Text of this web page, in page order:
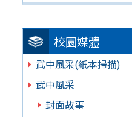
校園媒體
武中風采(紙本掃描)
武中風采
封面故事